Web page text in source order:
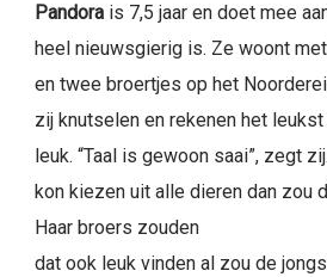
Pandora is 7,5 jaar en doet mee
heel nieuwsgierig is. Ze woont
en twee broertjes op het
zij knutselen en rekenen het
leuk. “Taal is gewoon saai”, zegt
kon kiezen uit alle dieren dan zou
Haar broers zouden
dat ook leuk vinden al zou de